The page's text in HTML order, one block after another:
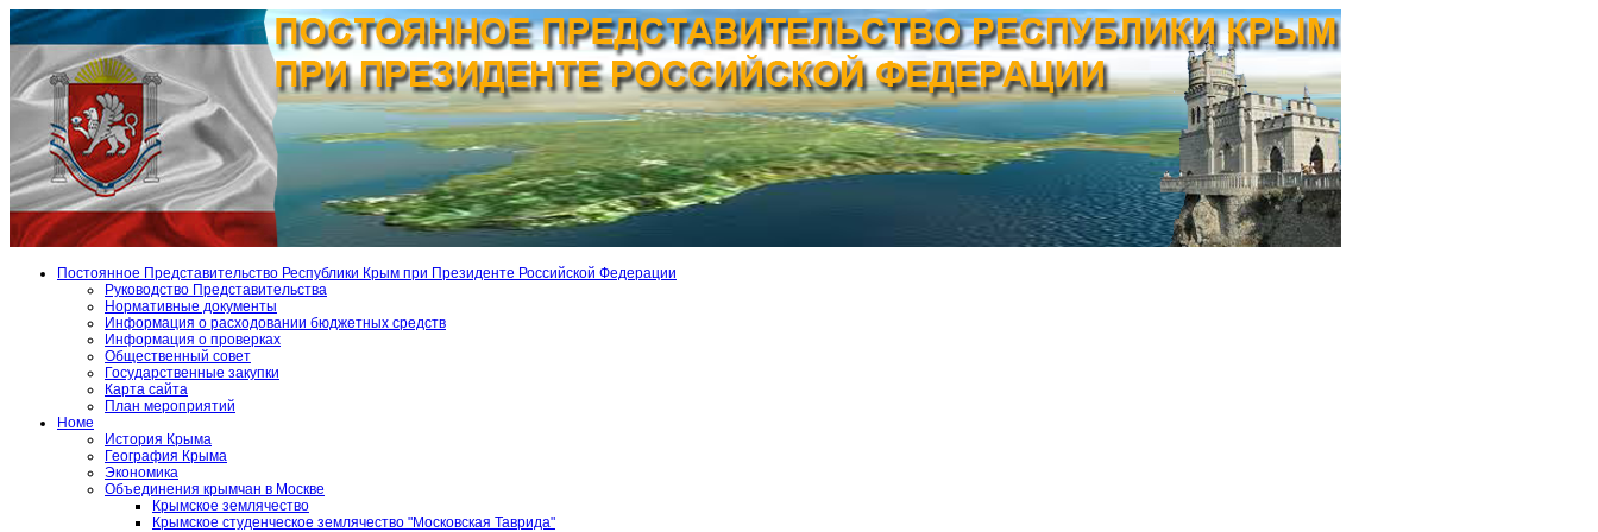
Постоянное Представительство Республики Крым при Президенте Российской Федерации
Руководство Представительства
Нормативные документы
Информация о расходовании бюджетных средств
Информация о проверках
Общественный совет
Государственные закупки
Карта сайта
План мероприятий
Номе
История Крыма
География Крыма
Экономика
Объединения крымчан в Москве
Крымское землячество
Крымское студенческое землячество "Московская Таврида"